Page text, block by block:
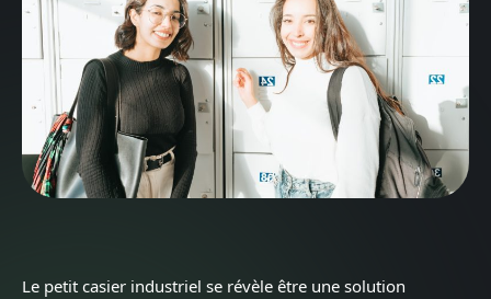
Le petit casier industriel se révèle être une solution